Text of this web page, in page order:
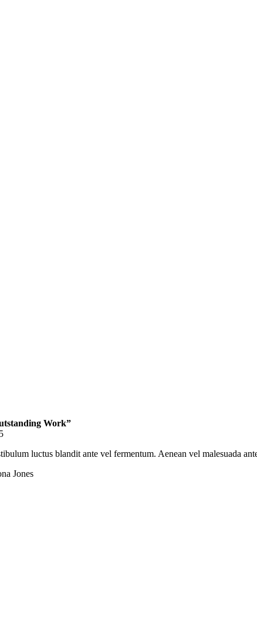
Work”
luctus blandit ante vel fermentum. Aenean vel malesuada
Jones